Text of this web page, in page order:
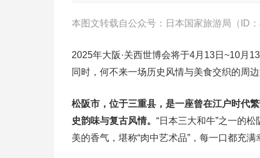
本图文转载自公众号：日本国家旅游局（ID：
2025年大阪·关西世博会将于4月13日~10月
同时，何不来一场历史风情与美食交织的周边
松阪市，位于三重县，是一座曾在江户时代
史韵味与复古风情。 “日本三大和牛”之一的
美的香气，堪称“肉中艺术品”，每一口都充